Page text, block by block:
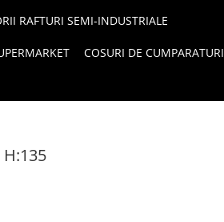
RAFTURI SEMI-INDUSTRIALE
COSURI DE CUMPARATURI
H:135